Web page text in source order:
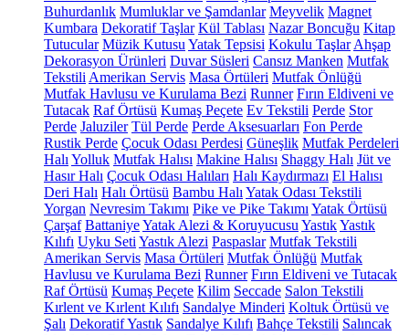
Buhurdanlık Mumluklar ve Şamdanlar Meyvelik Magnet
Kumbara Dekoratif Taşlar Kül Tablası Nazar Boncuğu Kitap
Tutucular Müzik Kutusu Yatak Tepsisi Kokulu Taşlar Ahşap
Dekorasyon Ürünleri Duvar Süsleri Cansız Manken Mutfak
Tekstili Amerikan Servis Masa Örtüleri Mutfak Önlüğü
Mutfak Havlusu ve Kurulama Bezi Runner Fırın Eldiveni ve
Tutacak Raf Örtüsü Kumaş Peçete Ev Tekstili Perde Stor
Perde Jaluziler Tül Perde Perde Aksesuarları Fon Perde
Rustik Perde Çocuk Odası Perdesi Güneşlik Mutfak Perdeleri
Halı Yolluk Mutfak Halısı Makine Halısı Shaggy Halı Jüt ve
Hasır Halı Çocuk Odası Halıları Halı Kaydırmazı El Halısı
Deri Halı Halı Örtüsü Bambu Halı Yatak Odası Tekstili
Yorgan Nevresim Takımı Pike ve Pike Takımı Yatak Örtüsü
Çarşaf BattaniyeYatak Alezi & Koruyucusu YastıkYastık
Kılıfı Uyku Seti Yastık Alezi Paspaslar Mutfak Tekstili
Amerikan Servis Masa Örtüleri Mutfak Önlüğü Mutfak
Havlusu ve Kurulama Bezi Runner Fırın Eldiveni ve Tutacak
Raf Örtüsü Kumaş Peçete Kilim Seccade Salon Tekstili
Kırlent ve Kırlent Kılıfı Sandalye Minderi Koltuk Örtüsü ve
Şalı Dekoratif Yastık Sandalye Kılıfı Bahçe Tekstili Salıncak